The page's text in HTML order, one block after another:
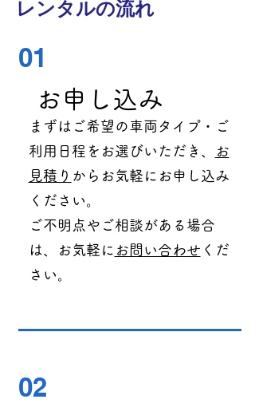
レンタルの流れ
01
お申し込み
まずはご希望の車両タイプ・ご
利用日程をお選びいただき、
お
見積り からお気軽にお申し込み
ください。
ご不明点やご相談がある場合
は、お気軽に お問い合わせ くだ
さい。
02